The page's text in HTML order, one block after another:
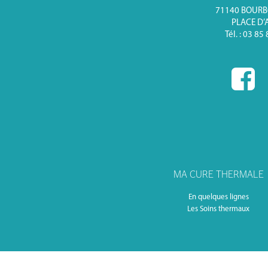
71140
PLACE
Tél. : 03 85
MA CURE THERMALE
En quelques lignes
Les Soins thermaux